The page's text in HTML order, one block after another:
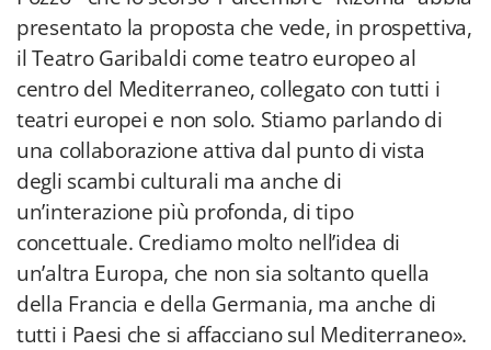
presentato la proposta che vede, in prospettiva,
il Teatro Garibaldi come teatro europeo al
centro del Mediterraneo, collegato con tutti i
teatri europei e non solo. Stiamo parlando di
una collaborazione attiva dal punto di vista
degli scambi culturali ma anche di
un’interazione più profonda, di tipo
concettuale. Crediamo molto nell’idea di
un’altra Europa, che non sia soltanto quella
della Francia e della Germania, ma anche di
tutti i Paesi che si affacciano sul Mediterraneo».